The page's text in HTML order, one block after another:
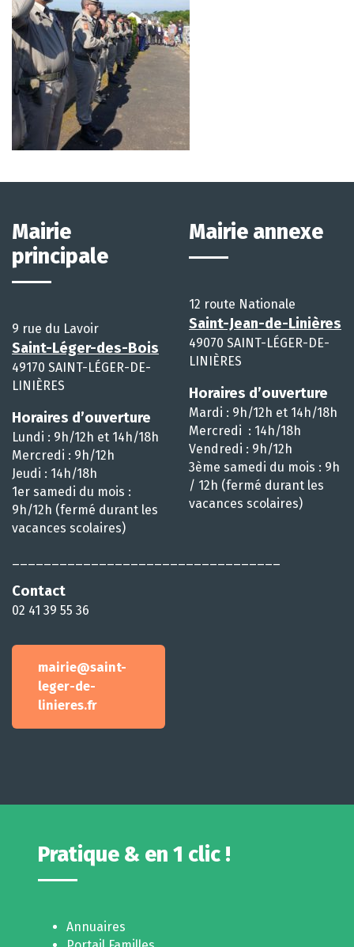
Mairie
principale
9 rue du Lavoir
Saint-Léger-des-Bois
49170 SAINT-LÉGER-DE-
LINIÈRES
Horaires d’ouverture
Lundi : 9h/12h et 14h/18h
Mercredi : 9h/12h
Jeudi : 14h/18h
1er samedi du mois :
9h/12h (fermé durant les
vacances scolaires)
Contact
02 41 39 55 36
mairie@saint-
leger-de-
linieres.fr
Mairie annexe
12 route Nationale
Saint-Jean-de-Linières
49070 SAINT-LÉGER-DE-
LINIÈRES
Horaires d’ouverture
Mardi : 9h/12h et 14h/18h
Mercredi : 14h/18h
Vendredi : 9h/12h
3ème samedi du mois : 9h
/ 12h (fermé durant les
vacances scolaires)
Pratique & en 1 clic !
Annuaires